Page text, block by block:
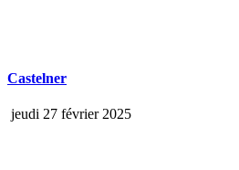
Castelner
jeudi 27 février 2025